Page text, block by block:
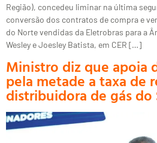
Região), concedeu liminar na última
conversão dos contratos de compra e
do Norte vendidas da Eletrobras para a
Wesley e Joesley Batista, em CER […]
Ministro diz que apoia
pela metade a taxa de
distribuidora de gás do